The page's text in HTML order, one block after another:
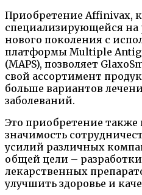
Приобретение Affinivax,
специализирующейся на
нового поколения с
платформы Multiple
(MAPS), позволяет
свой ассортимент
больше вариантов
заболеваний.
Это приобретение также
значимость
усилий различных
общей цели –
лекарственных
улучшить здоровье и